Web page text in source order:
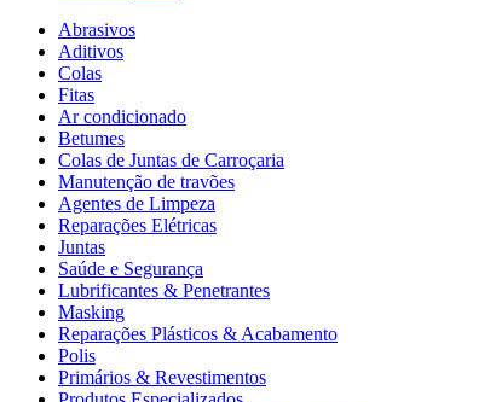
Abrasivos
Aditivos
Colas
Fitas
Ar condicionado
Betumes
Colas de Juntas de Carroçaria
Manutenção de travões
Agentes de Limpeza
Reparações Elétricas
Juntas
Saúde e Segurança
Lubrificantes & Penetrantes
Masking
Reparações Plásticos & Acabamento
Polis
Primários & Revestimentos